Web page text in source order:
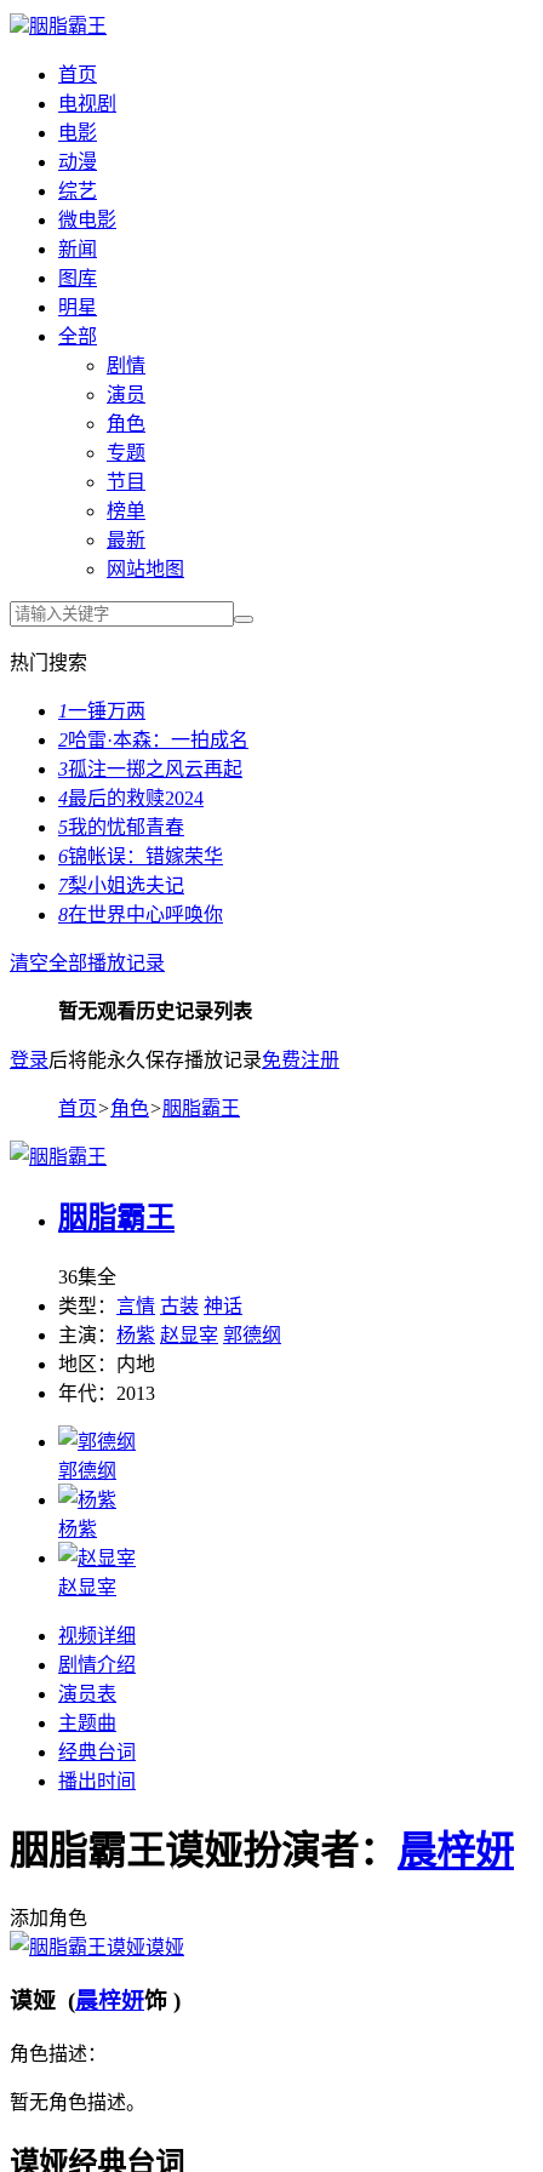
胭脂霸王
首页
电视剧
电影
动漫
综艺
微电影
新闻
图库
明星
全部
剧情
演员
角色
专题
节目
榜单
最新
网站地图
热门搜索
1一锤万两
2哈雷·本森：一拍成名
3孤注一掷之风云再起
4最后的救赎2024
5我的忧郁青春
6锦帐误：错嫁荣华
7梨小姐选夫记
8在世界中心呼唤你
清空全部播放记录
暂无观看历史记录列表
登录后将能永久保存播放记录免费注册
首页>角色>胭脂霸王
胭脂霸王
36集全
类型： 言情 古装 神话
主演： 杨紫 赵显宰 郭德纲
地区： 内地
年代： 2013
郭德纲
杨紫
赵显宰
视频详细
剧情介绍
演员表
主题曲
经典台词
播出时间
胭脂霸王谟娅扮演者： 晨梓妍
添加角色
谟娅
谟娅 (晨梓妍饰 )
角色描述：
暂无角色描述。
谟娅经典台词